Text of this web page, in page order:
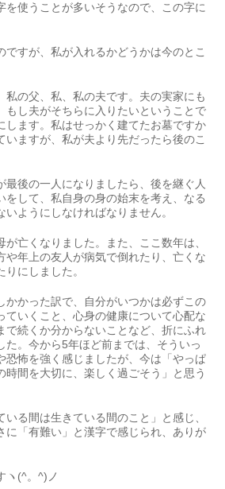
を使うことが多いそうなので、この字に
ですが、私が入れるかどうかは今のとこ
私の父、私、私の夫です。夫の実家にも
もし夫がそちらに入りたいということで
します。私はせっかく建てたお墓ですか
いますが、私が夫より先だったら後のこ
最後の一人になりましたら、後を継ぐ人
をして、私自身の身の始末を考え、なる
ようにしなければなりません。
亡くなりました。また、ここ数年は、
や年上の友人が病気で倒れたり、亡くな
にしました。
かかった訳で、自分がいつかは必ずこの
ていくこと、心身の健康について心配な
で続くか分からないことなど、折にふれ
た。今から5年ほど前までは、そういっ
恐怖を強く感じましたが、今は「やっぱ
時間を大切に、楽しく過ごそう」と思う
る間は生きている間のこと」と感じ、
に「有難い」と漢字で感じられ、ありが
ヽ(^。^)ノ